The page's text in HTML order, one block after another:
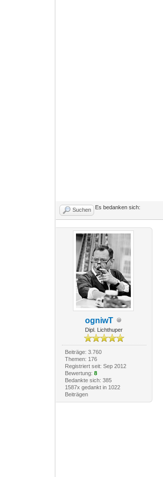
Suchen Es bedanken sich:
ogniwT
Dipl. Lichthuper
Beiträge: 3.760
Themen: 176
Registriert seit: Sep 2012
Bewertung: 8
Bedankte sich: 385
1587x gedankt in 1022
Beiträgen